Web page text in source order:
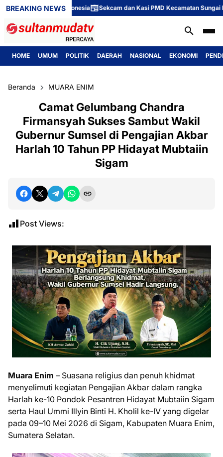
BREAKING NEWS
81 Republik Indonesia Sekcam dan Kasi PMD Kecamatan Sungai Rotan
HOME UMUM POLITIK DAERAH NASIONAL EKONOMI
Beranda MUARA ENIM
Camat Gelumbang Chandra
Firmansyah Sukses Sambut Wakil
Gubernur Sumsel di Pengajian Akbar
Harlah 10 Tahun PP Hidayat Mubtaiin
Sigam
Post Views:
Muara Enim – Suasana religius dan penuh khidmat
menyelimuti kegiatan Pengajian Akbar dalam rangka
Harlah ke-10 Pondok Pesantren Hidayat Mubtaiin Sigam
serta Haul Ummi Illyin Binti H. Kholil ke-IV yang digelar
pada 09–10 Mei 2026 di Sigam, Kabupaten Muara Enim,
Sumatera Selatan.